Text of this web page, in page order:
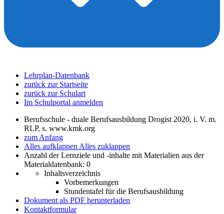
Lehrplan-Datenbank
zurück zur Startseite
zurück zur Schulart
Im Schulportal anmelden
Berufsschule - duale Berufsausbildung Drogist 2020, i. V. m.
RLP, s. www.kmk.org
zum Anfang
Alles aufklappen Alles zuklappen
Anzahl der Lernziele und -inhalte mit Materialien aus der
Materialdatenbank: 0
Inhaltsverzeichnis
Vorbemerkungen
Stundentafel für die Berufsausbildung
Dokument als PDF herunterladen
Kontaktformular